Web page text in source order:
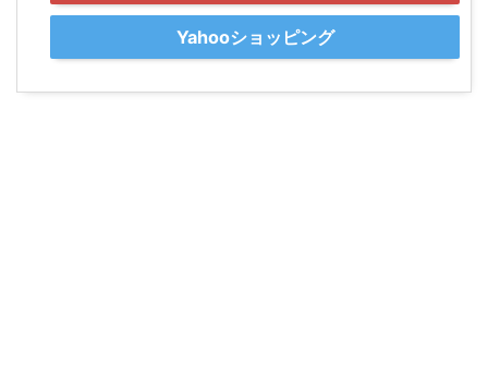
Yahooショッピング